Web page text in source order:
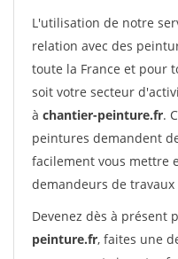
L'utilisation de notre
relation avec des
toute la France et pour
soit votre secteur
à chantier-peinture.fr.
peintures demandent
facilement vous mettre
demandeurs de
Devenez dès à présent
peinture.fr, faites une